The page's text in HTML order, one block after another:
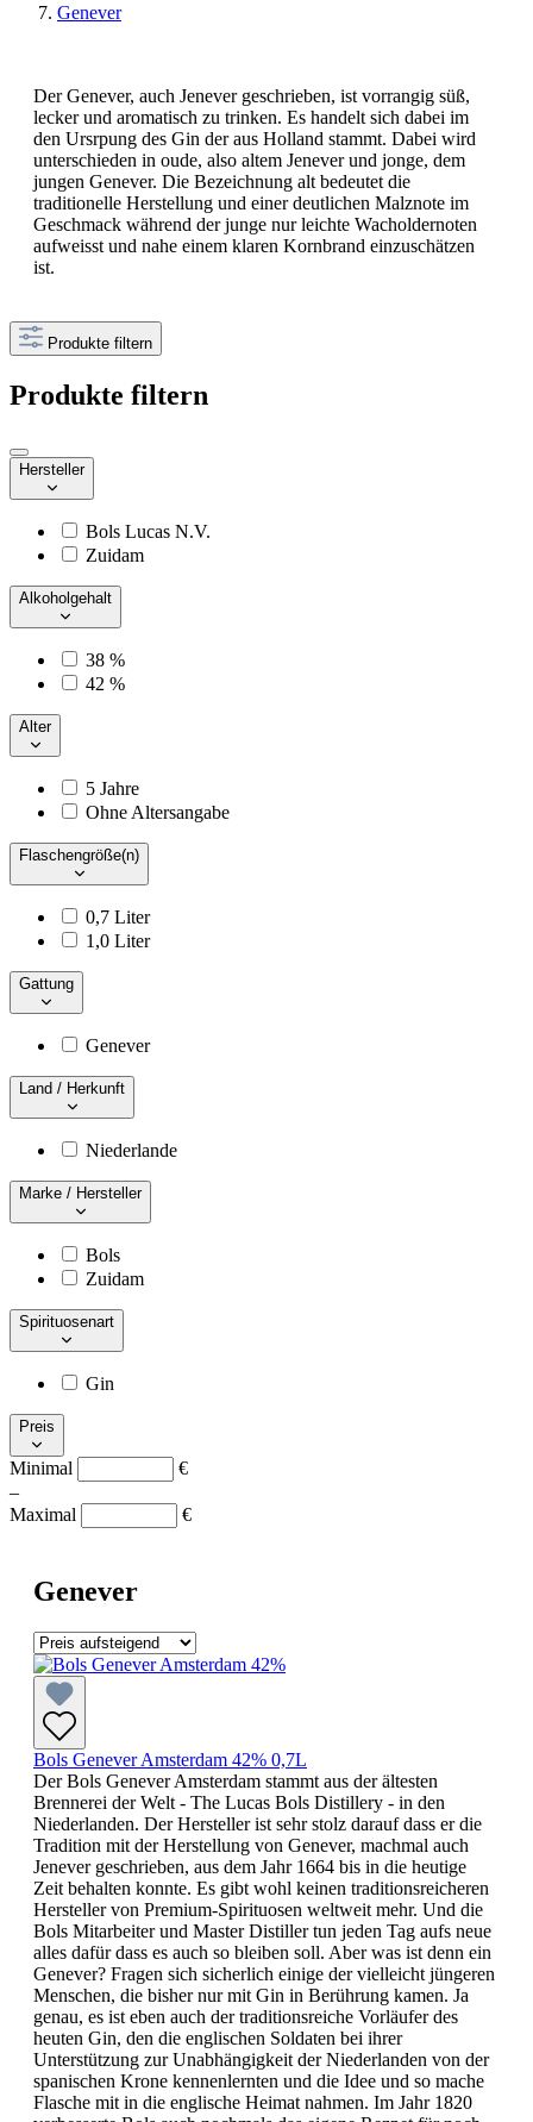
Genever
Der Genever, auch Jenever geschrieben, ist vorrangig süß,
lecker und aromatisch zu trinken. Es handelt sich dabei im
den Ursrpung des Gin der aus Holland stammt. Dabei wird
unterschieden in oude, also altem Jenever und jonge, dem
jungen Genever. Die Bezeichnung alt bedeutet die
traditionelle Herstellung und einer deutlichen Malznote im
Geschmack während der junge nur leichte Wacholdernoten
aufweisst und nahe einem klaren Kornbrand einzuschätzen
ist.
Produkte filtern
Produkte filtern
Hersteller
Bols Lucas N.V.
Zuidam
Alkoholgehalt
38 %
42 %
Alter
5 Jahre
Ohne Altersangabe
Flaschengröße(n)
0,7 Liter
1,0 Liter
Gattung
Genever
Land / Herkunft
Niederlande
Marke / Hersteller
Bols
Zuidam
Spirituosenart
Gin
Preis
Minimal
€
–
Maximal
€
Genever
Bols Genever Amsterdam 42% 0,7L
Der Bols Genever Amsterdam stammt aus der ältesten
Brennerei der Welt - The Lucas Bols Distillery - in den
Niederlanden. Der Hersteller ist sehr stolz darauf dass er die
Tradition mit der Herstellung von Genever, machmal auch
Jenever geschrieben, aus dem Jahr 1664 bis in die heutige
Zeit behalten konnte. Es gibt wohl keinen traditionsreicheren
Hersteller von Premium-Spirituosen weltweit mehr. Und die
Bols Mitarbeiter und Master Distiller tun jeden Tag aufs neue
alles dafür dass es auch so bleiben soll. Aber was ist denn ein
Genever? Fragen sich sicherlich einige der vielleicht jüngeren
Menschen, die bisher nur mit Gin in Berührung kamen. Ja
genau, es ist eben auch der traditionsreiche Vorläufer des
heuten Gin, den die englischen Soldaten bei ihrer
Unterstützung zur Unabhängigkeit der Niederlanden von der
spanischen Krone kennenlernten und die Idee und so mache
Flasche mit in die englische Heimat nahmen. Im Jahr 1820